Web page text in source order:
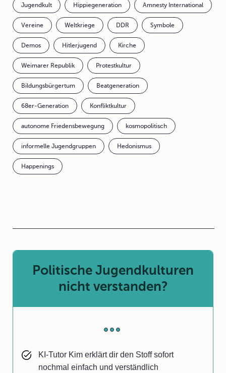
Jugendkult Hippiegeneration Amnesty International
Vereine Weltkriege DDR Symbole
Demos Hitlerjugend Kirche
Weimarer Republik Protestkultur
Bildungsbürgertum Beatgeneration
68er-Generation Konfliktkultur
autonome Friedensbewegung kosmopolitisch
informelle Jugendgruppen Hedonismus
Happenings
Politische Jugendkulturen
nicht verstanden?
KI-Tutor Kim erklärt dir den Stoff sofort
nochmal einfach und verständlich